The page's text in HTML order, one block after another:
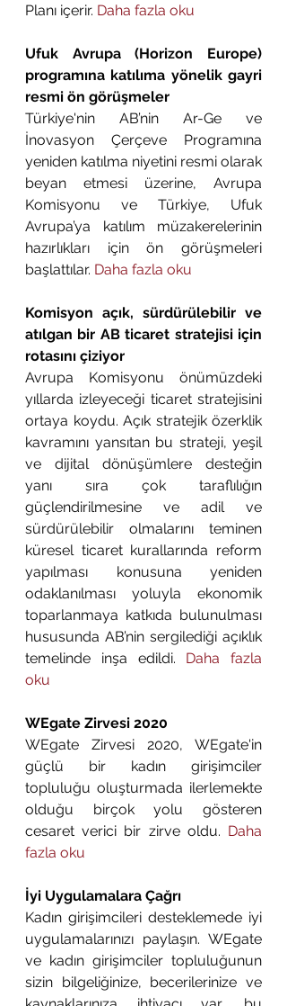
Planı içerir. Daha fazla oku
Ufuk Avrupa (Horizon Europe)
programına katılıma yönelik gayri
resmi ön görüşmeler
Türkiye'nin AB’nin Ar-Ge ve
İnovasyon Çerçeve Programına
yeniden katılma niyetini resmi olarak
beyan etmesi üzerine, Avrupa
Komisyonu ve Türkiye, Ufuk
Avrupa’ya katılım müzakerelerinin
hazırlıkları için ön görüşmeleri
başlattılar. Daha fazla oku
Komisyon açık, sürdürülebilir ve
atılgan bir AB ticaret stratejisi için
rotasını çiziyor
Avrupa Komisyonu önümüzdeki
yıllarda izleyeceği ticaret stratejisini
ortaya koydu. Açık stratejik özerklik
kavramını yansıtan bu strateji, yeşil
ve dijital dönüşümlere desteğin
yanı sıra çok taraflılığın
güçlendirilmesine ve adil ve
sürdürülebilir olmalarını teminen
küresel ticaret kurallarında reform
yapılması konusuna yeniden
odaklanılması yoluyla ekonomik
toparlanmaya katkıda bulunulması
hususunda AB’nin sergilediği açıklık
temelinde inşa edildi. Daha fazla
oku
WEgate Zirvesi 2020
WEgate Zirvesi 2020, WEgate'in
güçlü bir kadın girişimciler
topluluğu oluşturmada ilerlemekte
olduğu birçok yolu gösteren
cesaret verici bir zirve oldu. Daha
fazla oku
İyi Uygulamalara Çağrı
Kadın girişimcileri desteklemede iyi
uygulamalarınızı paylaşın. WEgate
ve kadın girişimciler topluluğunun
sizin bilgeliğinize, becerilerinize ve